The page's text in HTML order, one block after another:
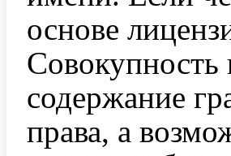
основе
Совокупность
содержание
права, а